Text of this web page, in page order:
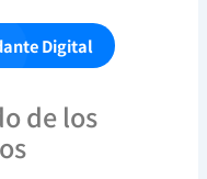
Digital
de los